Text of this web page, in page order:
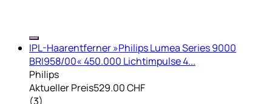
IPL-Haarentferner »Philips Lumea Series 9000
BRI958/00« 450.000 Lichtimpulse 4...
Philips
Aktueller Preis529.00 CHF
(3)